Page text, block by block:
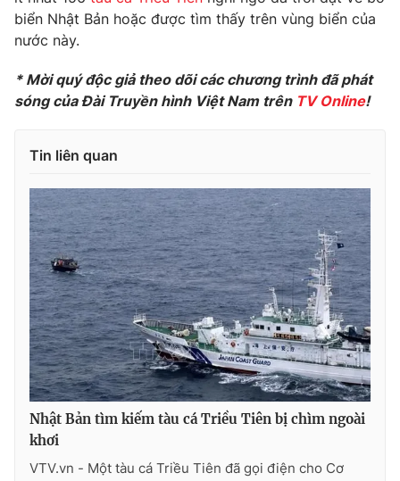
Chuyên mục khác
Photo Infographic
Video
VTV Money VTV Thể thao
VTV Sức khoẻ Bất động sản
Thị trường 24h Tấm lòng Việt
VTV4 Vươn mình bằng AI
VTV9 VTV8
Liên hệ tòa soạn English
biển Nhật Bản hoặc được tìm thấy trên vùng biển của
nước này.
* Mời quý độc giả theo dõi các chương trình đã phát
sóng của Đài Truyền hình Việt Nam trên TV Online!
Tin liên quan
Nhật Bản tìm kiếm tàu cá Triều Tiên bị chìm ngoài
khơi
VTV.vn - Một tàu cá Triều Tiên đã gọi điện cho Cơ